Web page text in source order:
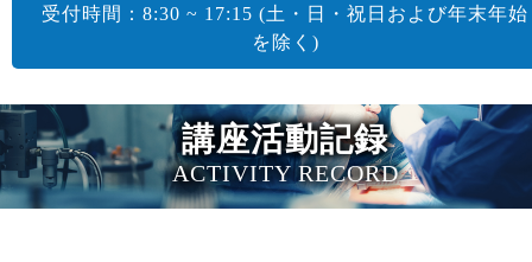
受付時間：8:30 ~ 17:15 (土・日・祝日および年末年始
を除く)
講座活動記録
ACTIVITY RECORD